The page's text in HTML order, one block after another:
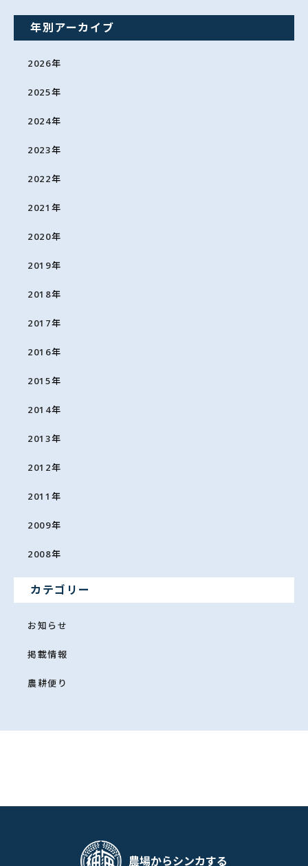
年別アーカイブ
2026年
2025年
2024年
2023年
2022年
2021 年
2020年
2019年
2018年
2017年
2016年
2015年
2014年
2013年
2012年
2011 年
2009年
2008年
カテゴリー
お知らせ
掲載情報
農耕便り
農場からシンカする